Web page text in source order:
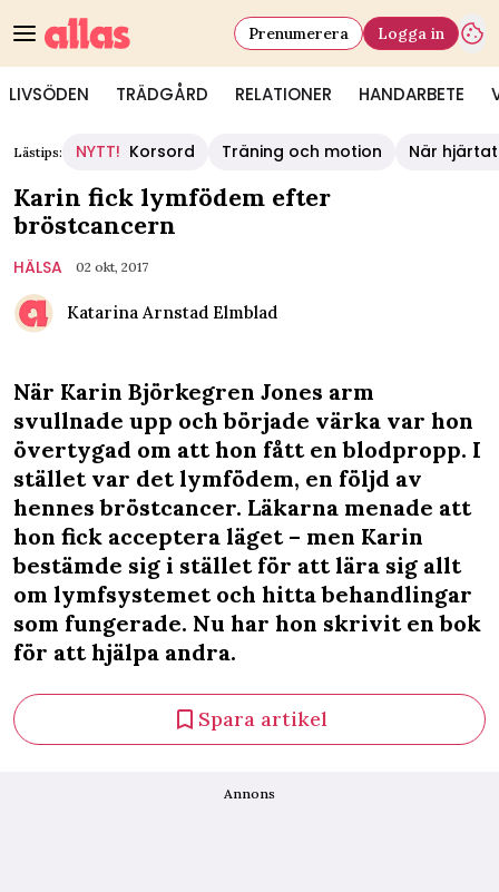
LIVSÖDEN TRÄDGÅRD RELATIONER HANDARBETE
Prenumerera Logga in
Lästips: NYTT! Korsord Träning och motion När
Karin fick lymfödem efter
bröstcancern
HÄLSA 02 okt, 2017
Katarina Arnstad Elmblad
När Karin Björkegren Jones arm
svullnade upp och började värka var hon
övertygad om att hon fått en blodpropp. I
stället var det lymfödem, en följd av
hennes bröstcancer. Läkarna menade att
hon fick acceptera läget – men Karin
bestämde sig i stället för att lära sig allt
om lymfsystemet och hitta behandlingar
som fungerade. Nu har hon skrivit en bok
för att hjälpa andra.
Spara artikel
Annons